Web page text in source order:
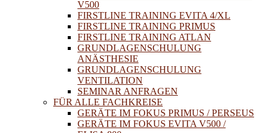
V500
FIRSTLINE TRAINING EVITA 4/XL
FIRSTLINE TRAINING PRIMUS
FIRSTLINE TRAINING ATLAN
GRUNDLAGENSCHULUNG
ANÄSTHESIE
GRUNDLAGENSCHULUNG
VENTILATION
SEMINAR ANFRAGEN
FÜR ALLE FACHKREISE
GERÄTE IM FOKUS PRIMUS / PERSEUS
GERÄTE IM FOKUS EVITA V500 /